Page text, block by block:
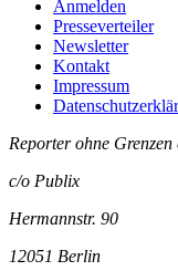
Anmelden
Presseverteiler
Newsletter
Kontakt
Impressum
Reporter ohne Grenzen
c/o Publix
Hermannstr. 90
12051 Berlin